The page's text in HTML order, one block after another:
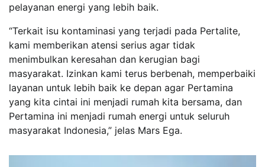
pelayanan energi yang lebih baik.
“Terkait isu kontaminasi yang terjadi pada Pertalite,
kami memberikan atensi serius agar tidak
menimbulkan keresahan dan kerugian bagi
masyarakat. Izinkan kami terus berbenah, memperbaiki
layanan untuk lebih baik ke depan agar Pertamina
yang kita cintai ini menjadi rumah kita bersama, dan
Pertamina ini menjadi rumah energi untuk seluruh
masyarakat Indonesia,” jelas Mars Ega.